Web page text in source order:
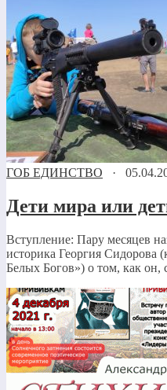
ГОБ ЕДИНСТВО ·
Дети мира или
Вступление: Пару месяцев
историка Георгия Сидорова
Белых Богов») о том, как он,